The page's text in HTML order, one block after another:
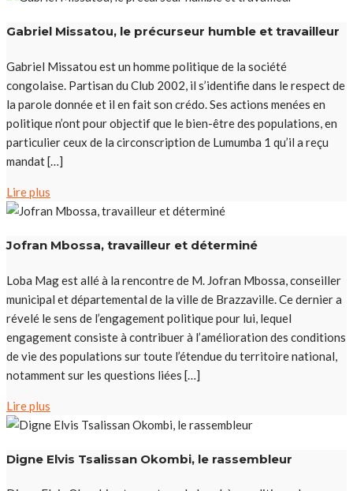
Gabriel Missatou, le précurseur humble et travailleur
Gabriel Missatou est un homme politique de la société
congolaise. Partisan du Club 2002, il s’identifie dans le respect de
la parole donnée et il en fait son crédo. Ses actions menées en
politique n’ont pour objectif que le bien-être des populations, en
particulier ceux de la circonscription de Lumumba 1 qu’il a reçu
mandat […]
Lire plus
Jofran Mbossa, travailleur et déterminé
Loba Mag est allé à la rencontre de M. Jofran Mbossa, conseiller
municipal et départemental de la ville de Brazzaville. Ce dernier a
révelé le sens de l’engagement politique pour lui, lequel
engagement consiste à contribuer à l’amélioration des conditions
de vie des populations sur toute l’étendue du territoire national,
notamment sur les questions liées […]
Lire plus
Digne Elvis Tsalissan Okombi, le rassembleur